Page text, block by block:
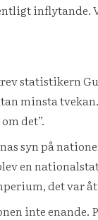
inflytande.
statistikern
minsta
det”.
syn på
en
det var
inte enande.